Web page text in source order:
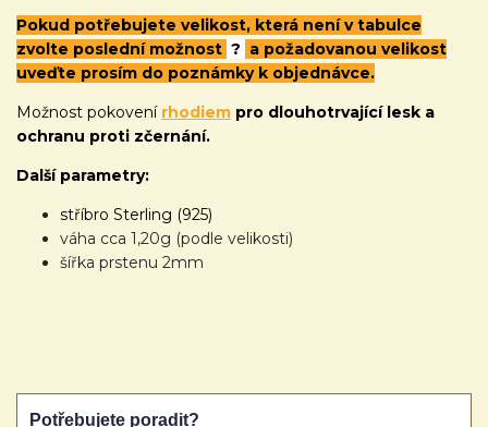
Pokud potřebujete velikost, která není v tabulce
zvolte poslední možnost ? a požadovanou velikost
uveďte prosím do poznámky k objednávce.
Možnost pokovení rhodiem pro dlouhotrvající lesk a
ochranu proti zčernání.
Další parametry:
stříbro Sterling (925)
váha cca 1,20g (podle velikosti)
šířka prstenu 2mm
Potřebujete poradit?